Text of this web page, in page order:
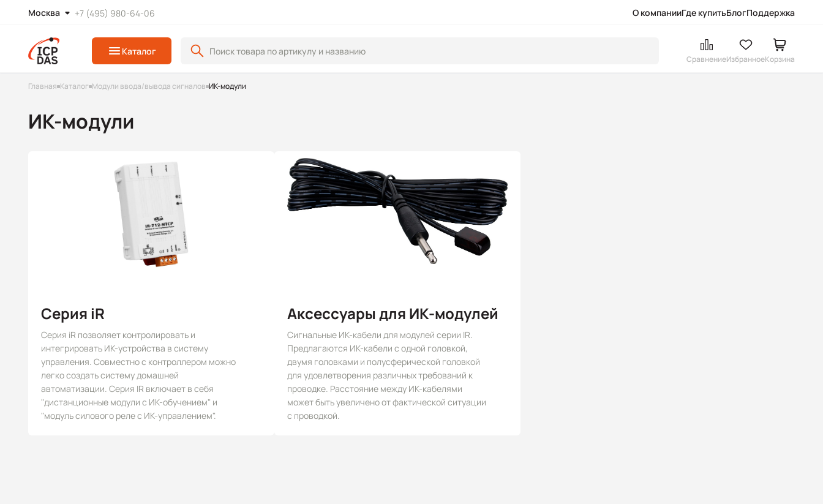
Москва +7 (495) 980-64-06 О компанииГде купитьБлогПоддержка
Каталог
СравнениеИзбранноеКорзина
Главная Каталог Модули ввода/вывода сигналов ИК-модули
ИК-модули
Серия iR
Серия iR позволяет контролировать и
интегрировать ИК-устройства в систему
управления. Совместно с контроллером можно
легко создать систему домашней
автоматизации. Серия IR включает в себя
"дистанционные модули с ИК-обучением" и
"модуль силового реле с ИК-управлением".
Аксессуары для ИК-модулей
Сигнальные ИК-кабели для модулей серии IR.
Предлагаются ИК-кабели с одной головкой,
двумя головками и полусферической головкой
для удовлетворения различных требований к
проводке. Расстояние между ИК-кабелями
может быть увеличено от фактической ситуации
с проводкой.